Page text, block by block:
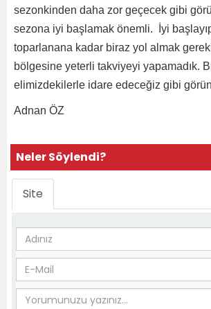
sezonkinden daha zor geçecek gibi
sezona iyi başlamak önemli. İyi
toparlanana kadar biraz yol almak
bölgesine yeterli takviyeyi yapamadık.
elimizdekilerle idare edeceğiz gibi
Adnan ÖZ
Neler Söylendi?
Site